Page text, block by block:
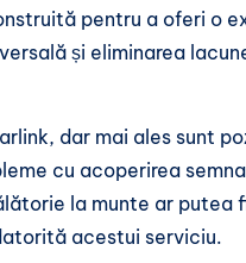
pentru a oferi o
și eliminarea
dar mai ales sunt
cu acoperirea
la munte ar putea
acestui serviciu.